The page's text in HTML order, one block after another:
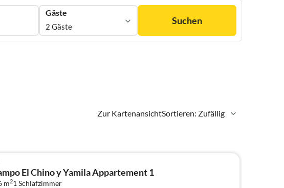
Gäste
2 Gäste
Suchen
Zur KartenansichtSortieren: Zufällig
El Chino y Yamila Appartement 1
m21 Schlafzimmer